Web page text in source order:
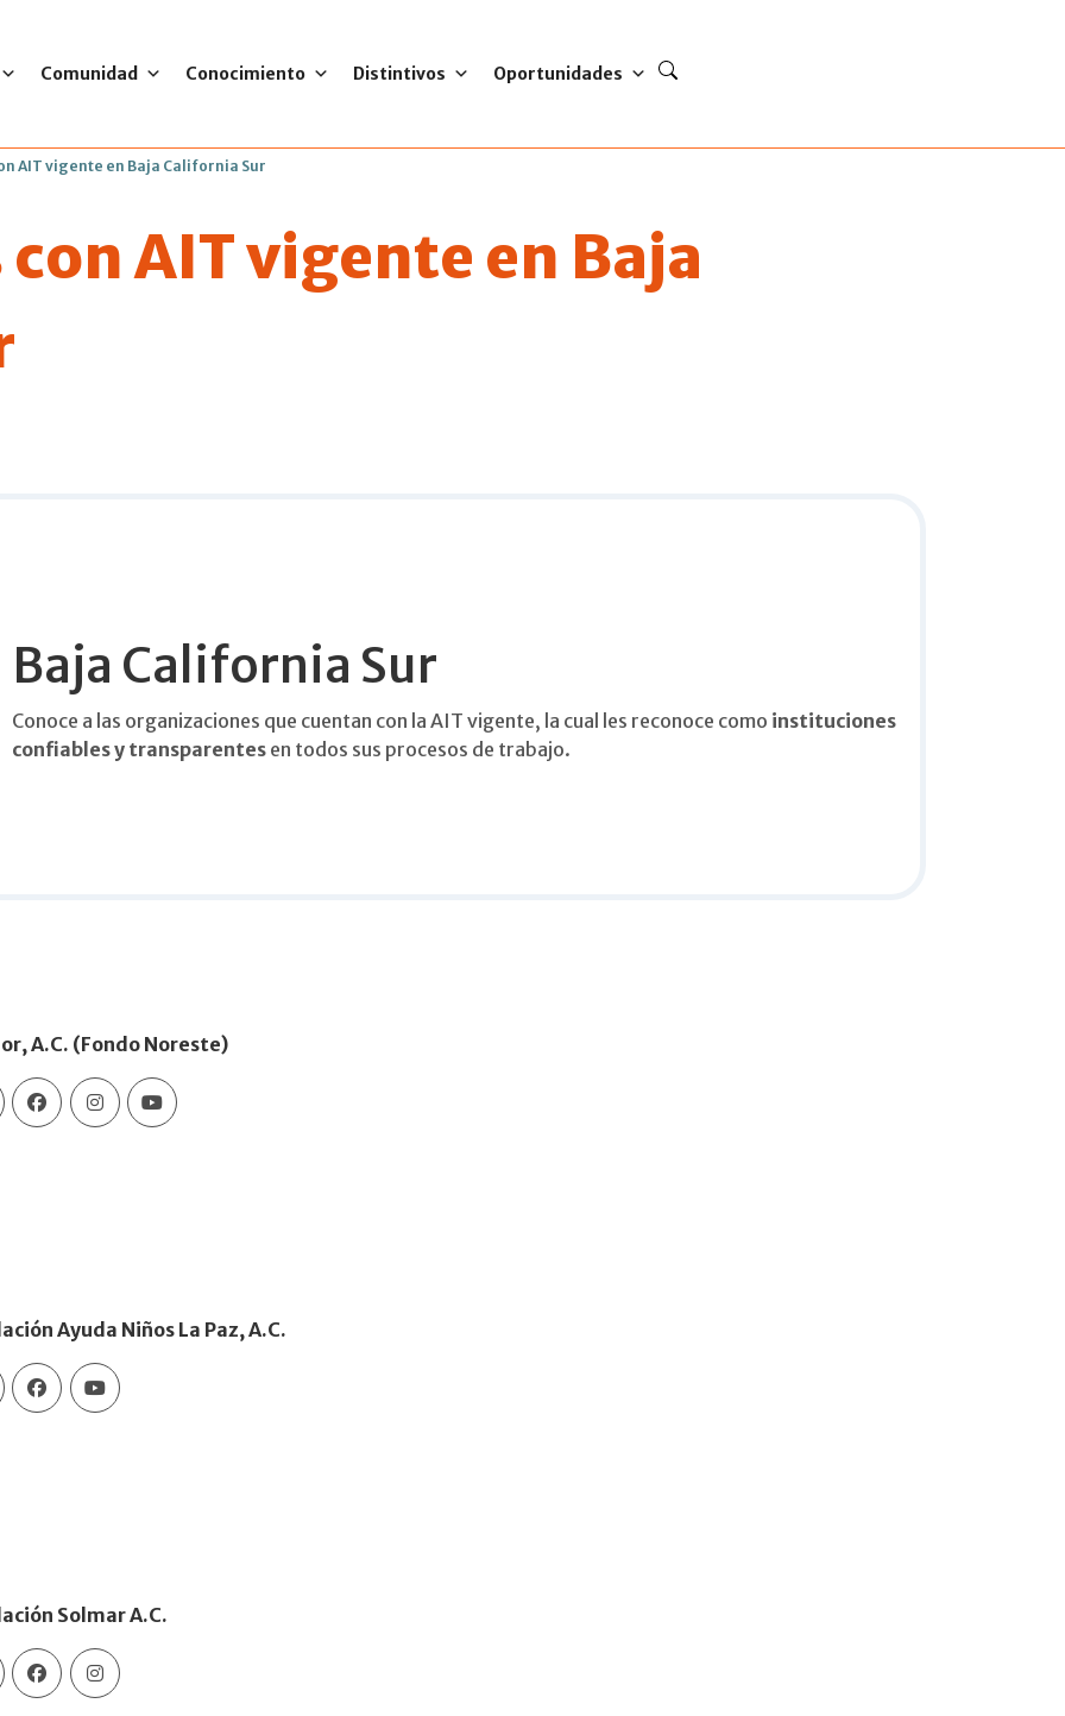
Comunidad Conocimiento Distintivos Oportunidades
AIT vigente en Baja California Sur
AIT vigente en Baja
Baja California Sur
Conoce a las organizaciones que cuentan con la AIT vigente, la cual les reconoce como instituciones
confiables y transparentes en todos sus procesos de trabajo.
A.C. (Fondo Noreste)
Ayuda Niños La Paz, A.C.
Solmar A.C.